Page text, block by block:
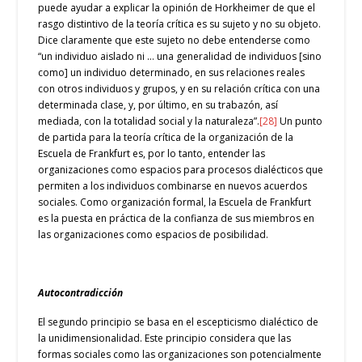
puede ayudar a explicar la opinión de Horkheimer de que el
rasgo distintivo de la teoría crítica es su sujeto y no su objeto.
Dice claramente que este sujeto no debe entenderse como
“un individuo aislado ni … una generalidad de individuos [sino
como] un individuo determinado, en sus relaciones reales
con otros individuos y grupos, y en su relación crítica con una
determinada clase, y, por último, en su trabazón, así
mediada, con la totalidad social y la naturaleza”.[28] Un punto
de partida para la teoría crítica de la organización de la
Escuela de Frankfurt es, por lo tanto, entender las
organizaciones como espacios para procesos dialécticos que
permiten a los individuos combinarse en nuevos acuerdos
sociales. Como organización formal, la Escuela de Frankfurt
es la puesta en práctica de la confianza de sus miembros en
las organizaciones como espacios de posibilidad.
Autocontradicción
El segundo principio se basa en el escepticismo dialéctico de
la unidimensionalidad. Este principio considera que las
formas sociales como las organizaciones son potencialmente